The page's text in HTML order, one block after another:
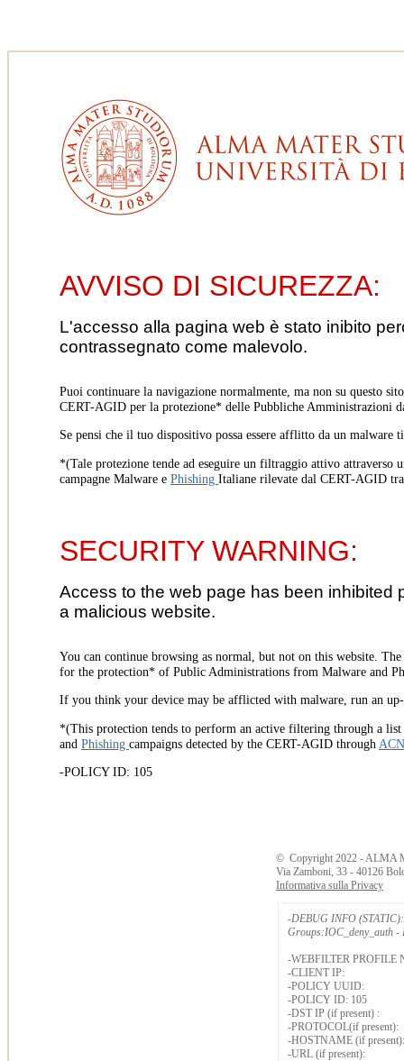
AVVISO DI SICUREZZA:
L'accesso alla pagina web è stato inibito
contrassegnato come malevolo.
Puoi continuare la navigazione normalmente, ma non su questo
CERT-AGID per la protezione* delle Pubbliche Amministrazioni
Se pensi che il tuo dispositivo possa essere afflitto da un
*(Tale protezione tende ad eseguire un filtraggio attivo
campagne Malware e Phishing Italiane rilevate dal CERT-AGID
SECURITY WARNING:
Access to the web page has been
a malicious website.
You can continue browsing as normal, but not on this website.
for the protection* of Public Administrations from Malware and
If you think your device may be afflicted with malware, run an
*(This protection tends to perform an active filtering through a
and Phishing campaigns detected by the CERT-AGID through
-POLICY ID: 105
© Copyright 2022 - ALMA
Via Zamboni, 33 - 40126
Informativa sulla Privacy
-DEBUG INFO (STATIC):
Groups:IOC_deny_auth -
-WEBFILTER PROFILE
-CLIENT IP:
-POLICY UUID:
-POLICY ID: 105
-DST IP (if present) :
-PROTOCOL(if present):
-HOSTNAME (if present):
-URL (if present):